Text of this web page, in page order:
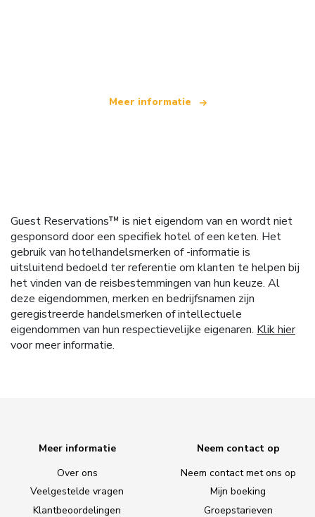
Meer informatie
Guest Reservations™ is niet eigendom van en wordt niet
gesponsord door een specifiek hotel of een keten. Het
gebruik van hotelhandelsmerken of -informatie is
uitsluitend bedoeld ter referentie om klanten te helpen bij
het vinden van de reisbestemmingen van hun keuze. Al
deze eigendommen, merken en bedrijfsnamen zijn
geregistreerde handelsmerken of intellectuele
eigendommen van hun respectievelijke eigenaren. Klik hier
voor meer informatie.
Meer informatie
Over ons
Veelgestelde vragen
Klantbeoordelingen
Neem contact op
Neem contact met ons op
Mijn boeking
Groepstarieven